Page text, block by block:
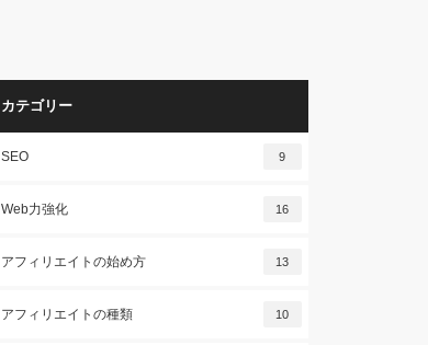
カテゴリー
SEO 9
Web力強化 16
アフィリエイトの始め方 13
アフィリエイトの種類 10